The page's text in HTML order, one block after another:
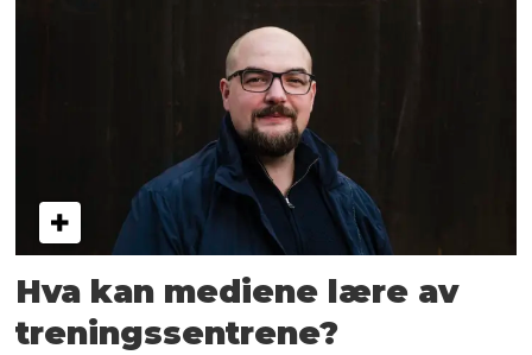
Hva kan mediene lære av
treningssentrene?